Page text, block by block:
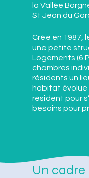
la Vallée
St Jean du
Créé en 1987,
une petite
Logements (6
chambres
résidents un
habitat
résident pour
besoins pour
Un